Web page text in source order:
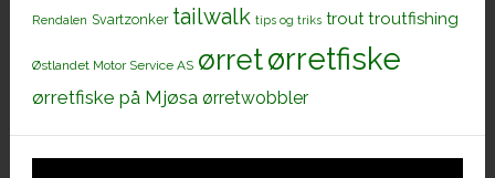
Rendalen Svartzonker tailwalk tips og triks trout troutfishing
Østlandet Motor Service AS ørretørretfiske
ørretfiske på Mjøsa ørretwobbler